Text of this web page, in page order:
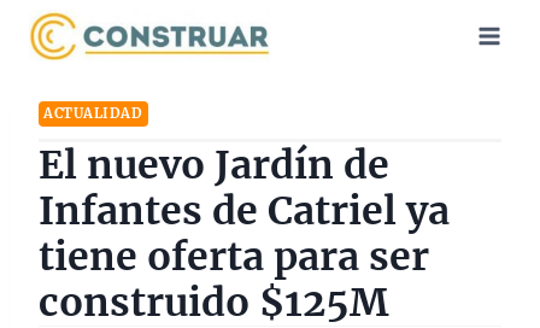
Saltar
ACTUALIDAD
El nuevo Jardín de
Infantes de Catriel ya
tiene oferta para ser
construido $125M